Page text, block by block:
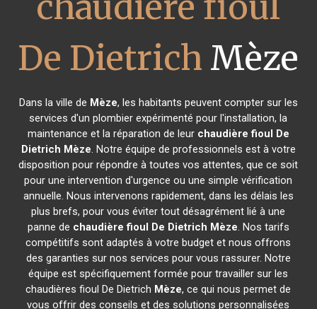
De Dietrich Mèze
Dans la ville de Mèze, les habitants peuvent compter sur les
services d'un plombier expérimenté pour l'installation, la
maintenance et la réparation de leur chaudière fioul De
Dietrich Mèze. Notre équipe de professionnels est à votre
disposition pour répondre à toutes vos attentes, que ce soit
pour une intervention d'urgence ou une simple vérification
annuelle. Nous intervenons rapidement, dans les délais les
plus brefs, pour vous éviter tout désagrément lié à une
panne de chaudière fioul De Dietrich Mèze. Nos tarifs
compétitifs sont adaptés à votre budget et nous offrons
des garanties sur nos services pour vous rassurer. Notre
équipe est spécifiquement formée pour travailler sur les
chaudières fioul De Dietrich Mèze, ce qui nous permet de
vous offrir des conseils et des solutions personnalisées